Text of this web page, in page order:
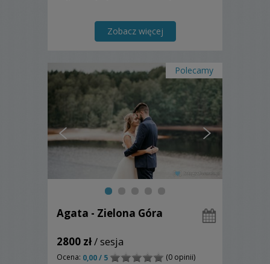
Zobacz więcej
Polecamy
Agata - Zielona Góra
2800 zł/ sesja
Ocena: 0,00 / 5
(0 opinii)